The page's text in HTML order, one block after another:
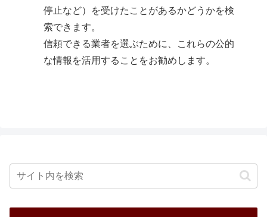
停止など）を受けたことがあるかどうかを検
索できます。
信頼できる業者を選ぶために、これらの公的
な情報を活用することをお勧めします。